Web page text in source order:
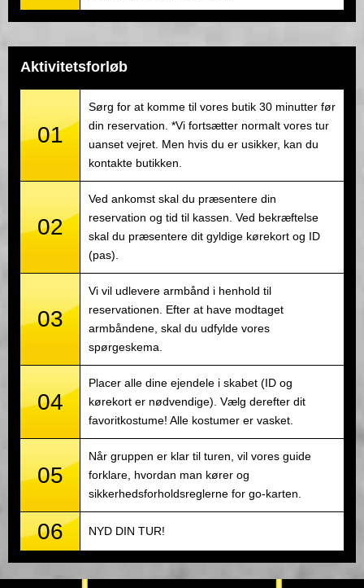
Aktivitetsforløb
01
Sørg for at komme til vores butik 30 minutter før
din reservation. *Vi fortsætter normalt vores tur
uanset vejret. Men hvis du er usikker, kan du
kontakte butikken.
02
Ved ankomst skal du præsentere din
reservation og tid til kassen. Ved bekræftelse
skal du præsentere dit gyldige kørekort og ID
(pas).
03
Vi vil udlevere armbånd i henhold til
reservationen. Efter at have modtaget
armbåndene, skal du udfylde vores
spørgeskema.
04
Placer alle dine ejendele i skabet (ID og
kørekort er nødvendige). Vælg derefter dit
favoritkostume! Alle kostumer er vasket.
05
Når gruppen er klar til turen, vil vores guide
forklare, hvordan man kører og
sikkerhedsforholdsreglerne for go-karten.
06 NYD DIN TUR!